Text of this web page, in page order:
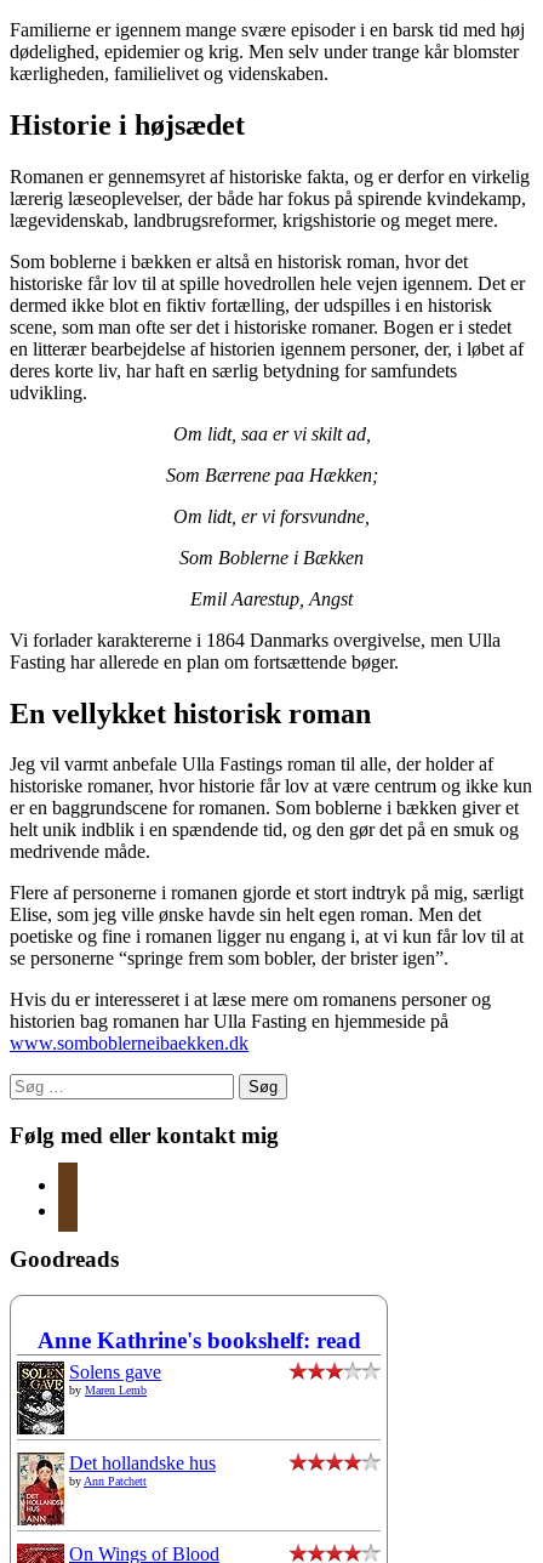
Familierne er igennem mange svære episoder i en barsk tid med høj
dødelighed, epidemier og krig. Men selv under trange kår blomster
kærligheden, familielivet og videnskaben.
Historie i højsædet
Romanen er gennemsyret af historiske fakta, og er derfor en virkelig
lærerig læseoplevelser, der både har fokus på spirende kvindekamp,
lægevidenskab, landbrugsreformer, krigshistorie og meget mere.
Som boblerne i bækken er altså en historisk roman, hvor det
historiske får lov til at spille hovedrollen hele vejen igennem. Det er
dermed ikke blot en fiktiv fortælling, der udspilles i en historisk
scene, som man ofte ser det i historiske romaner. Bogen er i stedet
en litterær bearbejdelse af historien igennem personer, der, i løbet af
deres korte liv, har haft en særlig betydning for samfundets
udvikling.
Om lidt, saa er vi skilt ad,
Som Bærrene paa Hækken;
Om lidt, er vi forsvundne,
Som Boblerne i Bækken
Emil Aarestup, Angst
Vi forlader karaktererne i 1864 Danmarks overgivelse, men Ulla
Fasting har allerede en plan om fortsættende bøger.
En vellykket historisk roman
Jeg vil varmt anbefale Ulla Fastings roman til alle, der holder af
historiske romaner, hvor historie får lov at være centrum og ikke kun
er en baggrundscene for romanen. Som boblerne i bækken giver et
helt unik indblik i en spændende tid, og den gør det på en smuk og
medrivende måde.
Flere af personerne i romanen gjorde et stort indtryk på mig, særligt
Elise, som jeg ville ønske havde sin helt egen roman. Men det
poetiske og fine i romanen ligger nu engang i, at vi kun får lov til at
se personerne “springe frem som bobler, der brister igen”.
Hvis du er interesseret i at læse mere om romanens personer og
historien bag romanen har Ulla Fasting en hjemmeside på
www.somboblerneibaekken.dk
Søg
efter:
Følg med eller kontakt mig
Goodreads
Anne Kathrine's bookshelf: read
Solens gave
by Maren Lemb
Det hollandske hus
byAnn Patchett
On Wings of Blood